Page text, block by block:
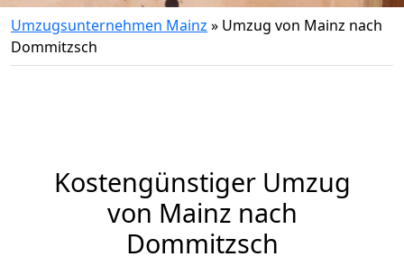
Umzugsunternehmen Mainz » Umzug von Mainz nach
Dommitzsch
Kostengünstiger Umzug
von Mainz nach
Dommitzsch